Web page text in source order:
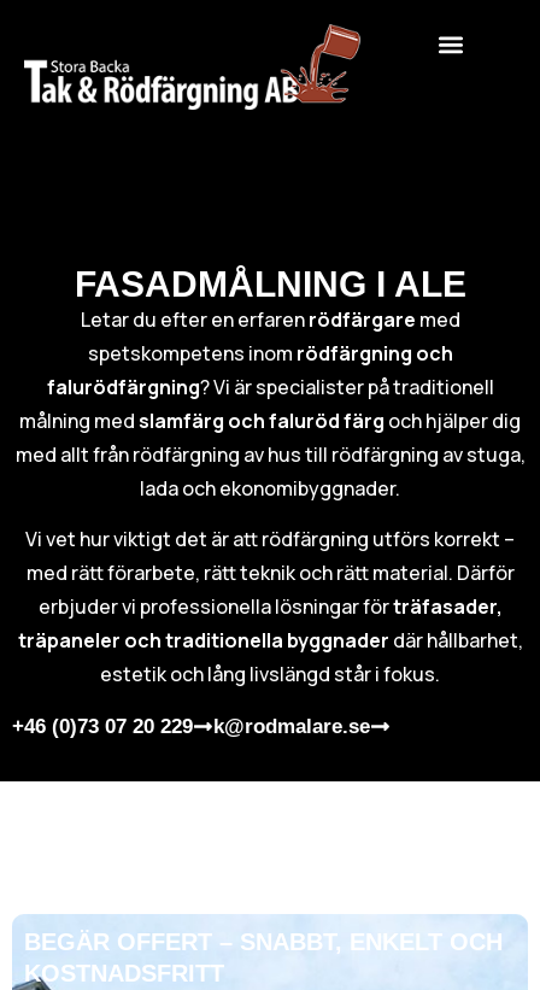
FASADMÅLNING I ALE
Letar du efter en erfarenrödfärgare med
spetskompetens inom rödfärgning och
falurödfärgning? Vi är specialister på traditionell
målning medslamfärg och faluröd färg och hjälper dig
med allt från rödfärgning av hus till rödfärgning av stuga,
lada och ekonomibyggnader.
Vi vet hur viktigt det är att rödfärgning utförs korrekt –
med rätt förarbete, rätt teknik och rätt material. Därför
erbjuder vi professionella lösningar förträfasader,
träpaneler och traditionella byggnader där hållbarhet,
estetik och lång livslängd står i fokus.
+46 (0)73 07 20 229 k@rodmalare.se
BEGÄR OFFERT – SNABBT, ENKELT OCH
KOSTNADSFRITT